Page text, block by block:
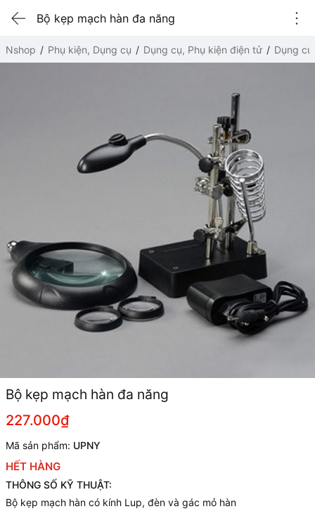
Bộ kẹp mạch hàn đa năng
Nshop Phụ kiện, Dụng cụ Dụng cụ, Phụ kiện điện tử Dụng
Bộ kẹp mạch hàn đa năng
227.000₫
Mã sản phẩm: UPNY
HẾT HÀNG
THÔNG SỐ KỸ THUẬT:
Bộ kẹp mạch hàn có kính Lup, đèn và gác mỏ hàn